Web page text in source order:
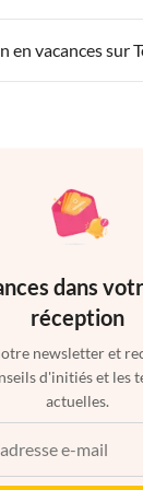
en vacances sur
dans
réception
newsletter et
d'initiés et les
actuelles.